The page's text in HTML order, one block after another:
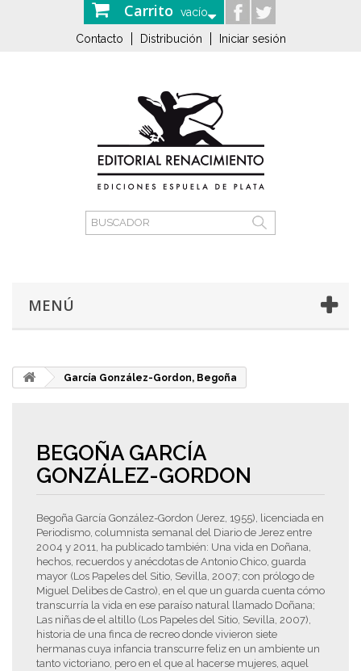
Carrito vacío
Contacto Distribución Iniciar sesión
MENÚ
García González-Gordon, Begoña
BEGOÑA GARCÍA
GONZÁLEZ-GORDON
Begoña García González-Gordon (Jerez, 1955), licenciada en
Periodismo, columnista semanal del Diario de Jerez entre
2004 y 2011, ha publicado también: Una vida en Doñana,
hechos, recuerdos y anécdotas de Antonio Chico, guarda
mayor (Los Papeles del Sitio, Sevilla, 2007; con prólogo de
Miguel Delibes de Castro), en el que un guarda cuenta cómo
transcurría la vida en ese paraíso natural llamado Doñana;
Las niñas de el altillo (Los Papeles del Sitio, Sevilla, 2007),
historia de una finca de recreo donde vivieron siete
hermanas cuya infancia transcurre feliz en un ambiente un
tanto victoriano, pero en el que al hacerse mujeres, aquel